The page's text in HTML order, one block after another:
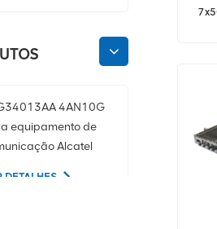
4AN10G
equipamento de
Alcatel
DETALHES